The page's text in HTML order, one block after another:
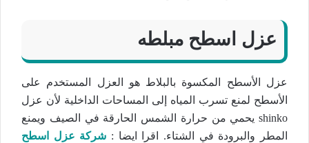
عزل اسطح مبلطه
عزل الأسطح المكسوة بالبلاط هو العزل المستخدم على
الأسطح لمنع تسرب المياه إلى المساحات الداخلية لأن عزل
shinko يحمي من حرارة الشمس الحارقة في الصيف ويمنع
المطر والبرودة في الشتاء. اقرا ايضا : شركة عزل اسطح